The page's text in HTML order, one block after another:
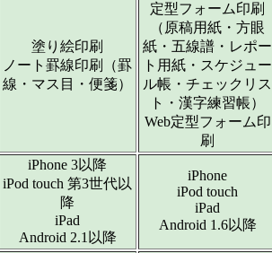
塗り絵印刷
ノート罫線印刷（罫
線・マス目・便箋）
定型フォーム印刷
（原稿用紙・方眼
紙・五線譜・レポー
ト用紙・スケジュー
ル帳・チェックリス
ト・漢字練習帳）
Web定型フォーム印
刷
iPhone 3以降
iPod touch 第3世代以
降
iPad
Android 2.1以降
iPhone
iPod touch
iPad
Android 1.6以降